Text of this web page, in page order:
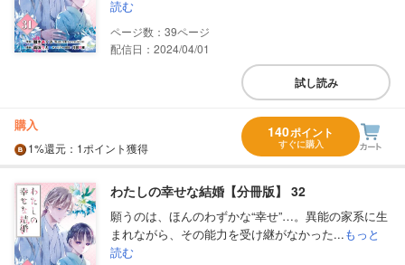
読む
39
配信日：2024/04/01
試し読み
購入
1%還元 ：1ポイント獲得
140ポイント
すぐに購入
わたしの幸せな結婚【分冊版】 32
願うのは、ほんのわずかな“幸せ”…。異能の家系に生
まれながら、その能力を受け継がなかった...もっと
読む